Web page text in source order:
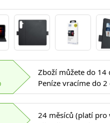
Zboží můžete do 14
Peníze vracíme do 2
24 měsíců (platí pro